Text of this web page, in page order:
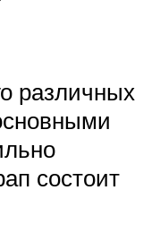
различных
состоит